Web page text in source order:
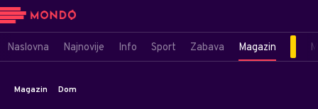
Naslovna Najnovije Info Sport Zabava Magazin
Magazin Dom